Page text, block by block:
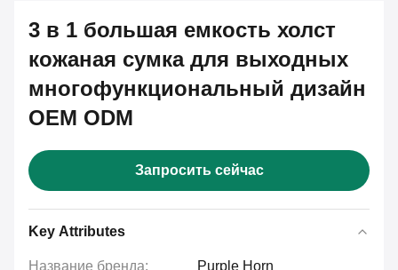
3 в 1 большая емкость холст
кожаная сумка для выходных
многофункциональный дизайн
OEM ODM
Запросить сейчас
Key Attributes
Название бренда: Purple Horn